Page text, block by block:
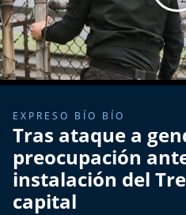
Podría Ser Peor
La Entrevista de Tomás
Entrevistas BioBioTV
Comentarios de Tomás
Más de Ti Podcast
EXPRESO BÍO BÍO
Tras ataque a
preocupación
instalación del
capital